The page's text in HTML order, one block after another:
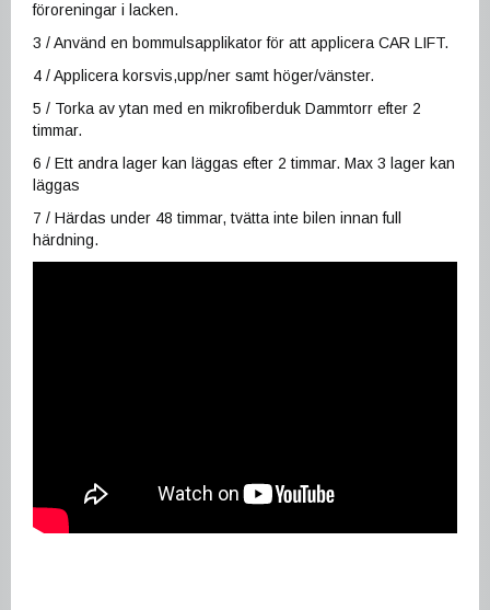
föroreningar i lacken.
3 / Använd en bommulsapplikator för att applicera CAR LIFT.
4 / Applicera korsvis,upp/ner samt höger/vänster.
5 / Torka av ytan med en mikrofiberduk Dammtorr efter 2
timmar.
6 / Ett andra lager kan läggas efter 2 timmar. Max 3 lager kan
läggas
7 / Härdas under 48 timmar, tvätta inte bilen innan full
härdning.